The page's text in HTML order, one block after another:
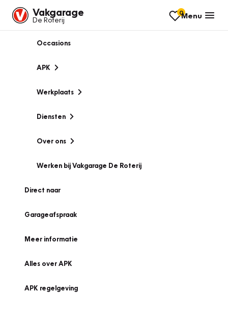
Vakgarage
De Roterij
0Menu
Occasions
APK
Werkplaats
Diensten
Over ons
Werken bij Vakgarage De Roterij
Direct naar
Garageafspraak
Meer informatie
Alles over APK
APK regelgeving